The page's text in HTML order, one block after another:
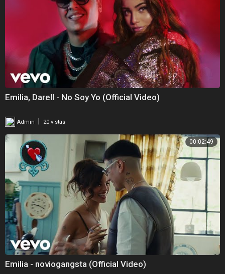
Emilia, Darell - No Soy Yo (Official Video)
Admin 20 vistas
00:02:49
Emilia - noviogangsta (Official Video)